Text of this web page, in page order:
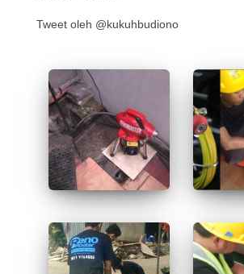
Tweet oleh @kukuhbudiono